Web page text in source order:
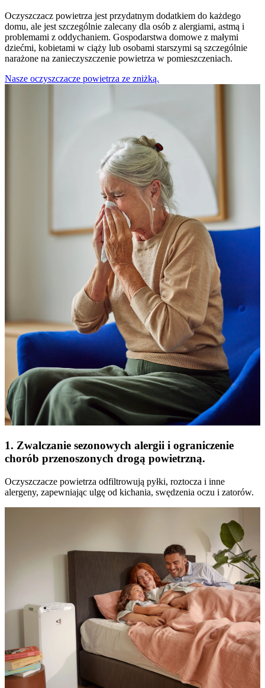
Oczyszczacz powietrza jest przydatnym dodatkiem do każdego
domu, ale jest szczególnie zalecany dla osób z alergiami, astmą i
problemami z oddychaniem. Gospodarstwa domowe z małymi
dziećmi, kobietami w ciąży lub osobami starszymi są szczególnie
narażone na zanieczyszczenie powietrza w pomieszczeniach.
Nasze oczyszczacze powietrza ze zniżką.
1. Zwalczanie sezonowych alergii i ograniczenie
chorób przenoszonych drogą powietrzną.
Oczyszczacze powietrza odfiltrowują pyłki, roztocza i inne
alergeny, zapewniając ulgę od kichania, swędzenia oczu i zatorów.